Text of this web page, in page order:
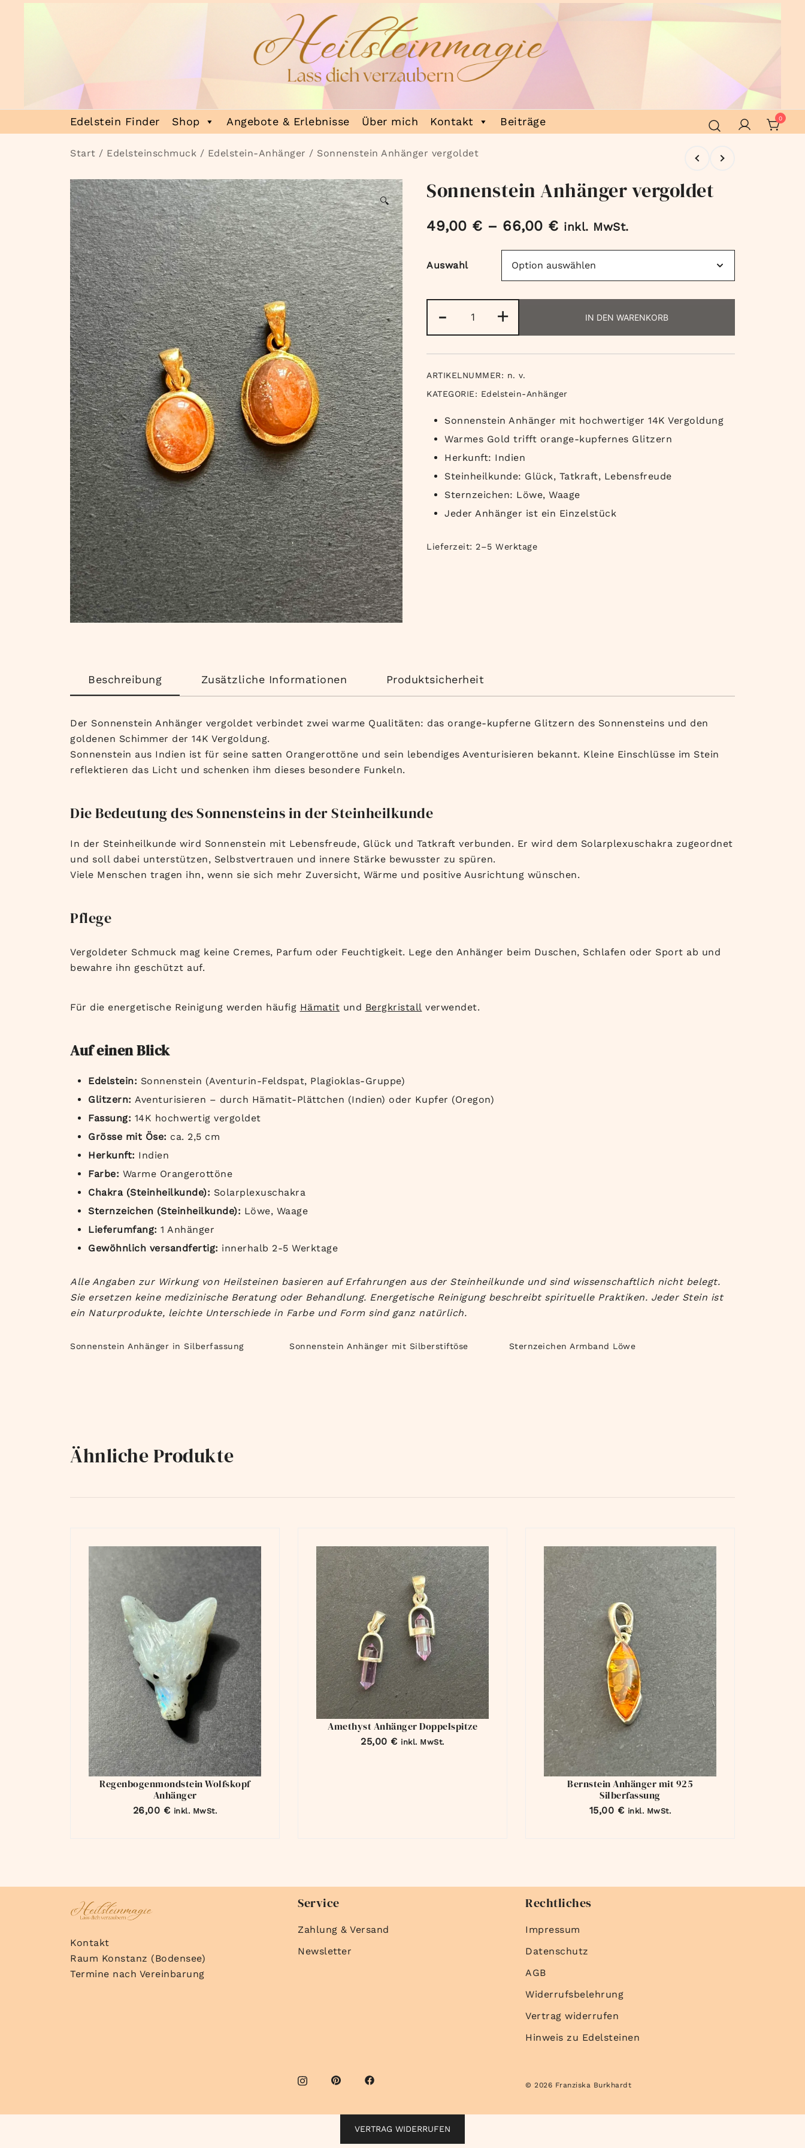
Heilsteinmagie
Lass dich verzaubern
Edelstein Finder Shop Angebote & Erlebnisse Über mich Kontakt Beiträge 0
Start / Edelsteinschmuck / Edelstein-Anhänger / Sonnenstein Anhänger vergoldet
🔍 Sonnenstein Anhänger vergoldet
49,00 € – 66,00 € inkl. MwSt.
Auswahl
-
Anhänger
vergoldet
Menge
+ IN DEN WARENKORB
ARTIKELNUMMER: n. v.
KATEGORIE: Edelstein-Anhänger
Sonnenstein Anhänger mit hochwertiger 14K Vergoldung
Warmes Gold trifft orange-kupfernes Glitzern
Herkunft: Indien
Steinheilkunde: Glück, Tatkraft, Lebensfreude
Sternzeichen: Löwe, Waage
Jeder Anhänger ist ein Einzelstück
Lieferzeit: 2–5 Werktage
Beschreibung Zusätzliche Informationen Produktsicherheit
Der Sonnenstein Anhänger vergoldet verbindet zwei warme Qualitäten: das orange-kupferne Glitzern des Sonnensteins und den
goldenen Schimmer der 14K Vergoldung.
Sonnenstein aus Indien ist für seine satten Orangerottöne und sein lebendiges Aventurisieren bekannt. Kleine Einschlüsse im Stein
reflektieren das Licht und schenken ihm dieses besondere Funkeln.
Die Bedeutung des Sonnensteins in der Steinheilkunde
In der Steinheilkunde wird Sonnenstein mit Lebensfreude, Glück und Tatkraft verbunden. Er wird dem Solarplexuschakra zugeordnet
und soll dabei unterstützen, Selbstvertrauen und innere Stärke bewusster zu spüren.
Viele Menschen tragen ihn, wenn sie sich mehr Zuversicht, Wärme und positive Ausrichtung wünschen.
Pflege
Vergoldeter Schmuck mag keine Cremes, Parfum oder Feuchtigkeit. Lege den Anhänger beim Duschen, Schlafen oder Sport ab und
bewahre ihn geschützt auf.
Für die energetische Reinigung werden häufig Hämatit und Bergkristall verwendet.
Auf einen Blick
Edelstein: Sonnenstein (Aventurin-Feldspat, Plagioklas-Gruppe)
Glitzern: Aventurisieren – durch Hämatit-Plättchen (Indien) oder Kupfer (Oregon)
Fassung: 14K hochwertig vergoldet
Grösse mit Öse: ca. 2,5 cm
Herkunft: Indien
Farbe: Warme Orangerottöne
Chakra (Steinheilkunde): Solarplexuschakra
Sternzeichen (Steinheilkunde): Löwe, Waage
Lieferumfang: 1 Anhänger
Gewöhnlich versandfertig: innerhalb 2-5 Werktage
Alle Angaben zur Wirkung von Heilsteinen basieren auf Erfahrungen aus der Steinheilkunde und sind wissenschaftlich nicht belegt.
Sie ersetzen keine medizinische Beratung oder Behandlung. Energetische Reinigung beschreibt spirituelle Praktiken. Jeder Stein ist
ein Naturprodukte, leichte Unterschiede in Farbe und Form sind ganz natürlich.
Sonnenstein Anhänger in Silberfassung Sonnenstein Anhänger mit Silberstiftöse Sternzeichen Armband Löwe
Ähnliche Produkte
Regenbogenmondstein Wolfskopf
Anhänger
26,00 € inkl. MwSt.
Amethyst Anhänger Doppelspitze
25,00 € inkl. MwSt.
Bernstein Anhänger mit 925
Silberfassung
15,00 € inkl. MwSt.
Kontakt
Raum Konstanz (Bodensee)
Termine nach Vereinbarung
Service
Zahlung & Versand
Newsletter
Rechtliches
Impressum
Datenschutz
AGB
Widerrufsbelehrung
Vertrag widerrufen
Hinweis zu Edelsteinen
© 2026 Franziska Burkhardt
VERTRAG WIDERRUFEN